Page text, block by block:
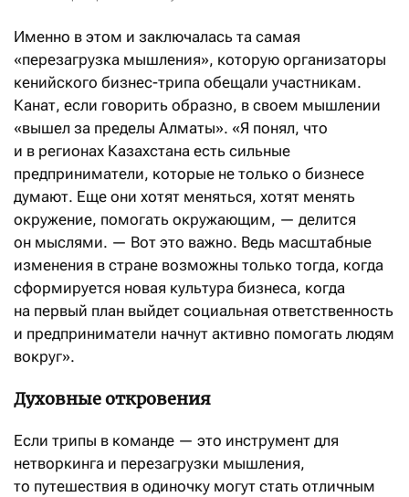
Именно в этом и заключалась та самая
«перезагрузка мышления», которую организаторы
кенийского бизнес-трипа обещали участникам.
Канат, если говорить образно, в своем мышлении
«вышел за пределы Алматы». «Я понял, что
и в регионах Казахстана есть сильные
предприниматели, которые не только о бизнесе
думают. Еще они хотят меняться, хотят менять
окружение, помогать окружающим, — делится
он мыслями. — Вот это важно. Ведь масштабные
изменения в стране возможны только тогда, когда
сформируется новая культура бизнеса, когда
на первый план выйдет социальная ответственность
и предприниматели начнут активно помогать людям
вокруг».
Духовные откровения
Если трипы в команде — это инструмент для
нетворкинга и перезагрузки мышления,
то путешествия в одиночку могут стать отличным